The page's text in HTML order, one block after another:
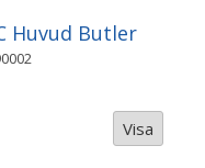
Huvud Butler
Visa